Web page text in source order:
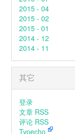
2015 - 04
2015 - 02
2015 - 01
2014 - 12
2014 - 11
其它
登录
文章 RSS
评论 RSS
Typecho